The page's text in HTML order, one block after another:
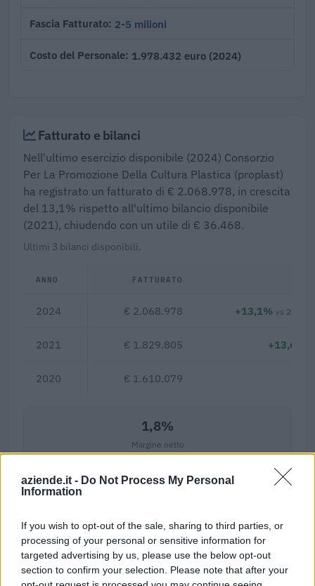
aziende.it - Do Not Process My Personal
Information
If you wish to opt-out of the sale, sharing to third parties, or
processing of your personal or sensitive information for
targeted advertising by us, please use the below opt-out
section to confirm your selection. Please note that after your
Fascia Fatturato 2-5 milioni
Costo del Personale 1.978.432 euro (2024)
Fatturato e bilanci
Nell'ultimo esercizio disponibile (2024) Consorzio
Per La Promozione Della Cultura Plastica (proplast)
ha registrato un fatturato di € 2.068.978, in crescita
del 13,1% rispetto all'ultimo bilancio disponibile
(2021), chiudendo con un utile di € 36.468.
Ultimi 3 bilanci disponibili.
ANNO FATTURATO
2024 € 2.068.978 +13,1% vs 2021
2021 € 1.829.805 +13,6%
2020 € 1.610.079
1,8%
Margine netto
Indicatori calcolati dai dati dell'ultimo bilancio disponibile.
Confronto di settore
Il fatturato di Consorzio Per La Promozione Della Cultura